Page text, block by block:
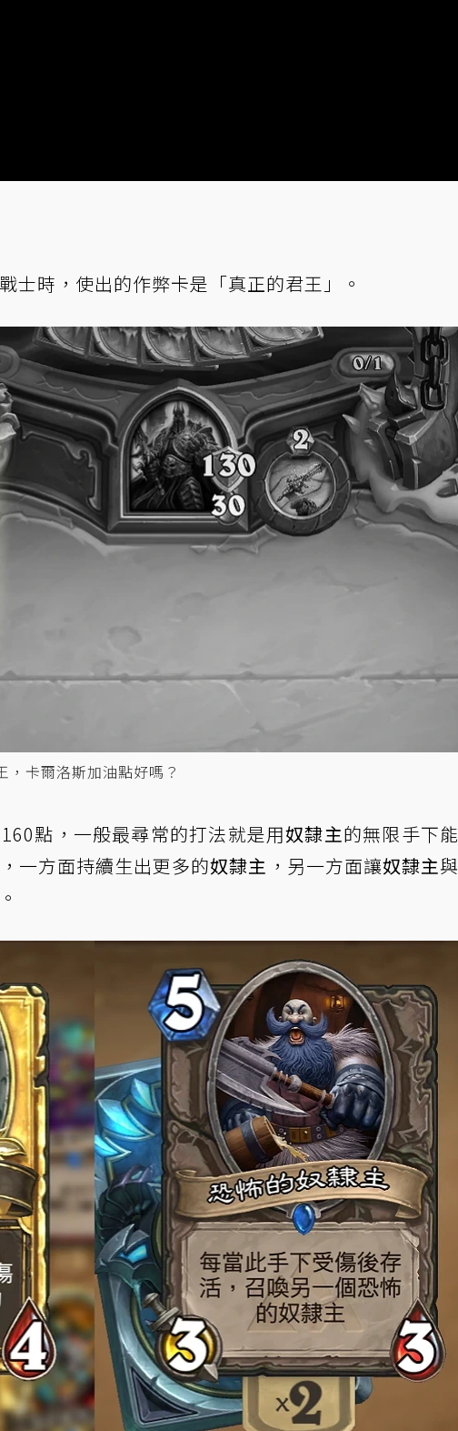
士時，使出的作弊卡是「真正的君王」。
卡爾洛斯加油點好嗎？
點，一般最尋常的打法就是用奴隸主的無限手下能
一方面持續生出更多的奴隸主 ，另一方面讓奴隸主與